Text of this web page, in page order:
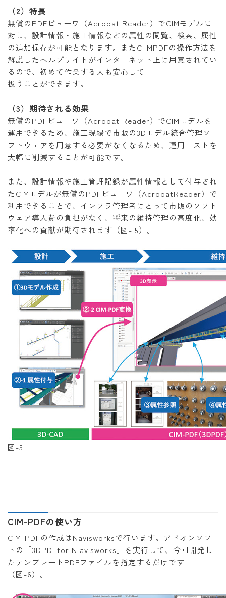
（2）特長
無償のPDFビューワ（Acrobat Reader）でCIMモデルに
対し、設計情報・施工情報などの属性の閲覧、検索、属性
の追加保存が可能となります。またCI MPDFの操作方法を
解説したヘルプサイトがインターネット上に用意されてい
るので、初めて作業する人も安心して
扱うことができます。
（3）期待される効果
無償のPDFビューワ（Acrobat Reader）でCIMモデルを
運用できるため、施工現場で市販の3Dモデル統合管理ソ
フトウェアを用意する必要がなくなるため、運用コストを
大幅に削減することが可能です。
また、設計情報や施工管理記録が属性情報として付与され
たCIMモデルが無償のPDFビューワ（AcrobatReader）で
利用できることで、インフラ管理者にとって市販のソフト
ウェア導入費の負担がなく、将来の維持管理の高度化、効
率化への貢献が期待されます（図- 5）。
図-5
CIM-PDFの使い方
CIM-PDFの作成はNavisworksで行います。アドオンソフ
トの「3DPDFfor N avisworks」を実行して、今回開発し
たテンプレートPDFファイルを指定するだけです
（図-6）。